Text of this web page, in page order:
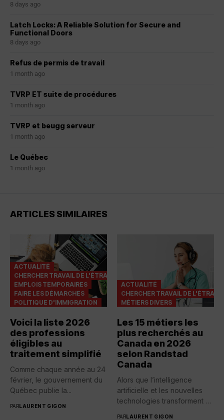
8 days ago
Latch Locks: A Reliable Solution for Secure and
Functional Doors
8 days ago
Refus de permis de travail
1 month ago
TVRP ET suite de procédures
1 month ago
TVRP et beugg serveur
1 month ago
Le Québec
1 month ago
ARTICLES SIMILAIRES
ACTUALITÉ
CHERCHER TRAVAIL DE L'ÉTRANGER
EMPLOIS TEMPORAIRES
FAIRE LES DÉMARCHES
POLITIQUE D'IMMIGRATION
Voici la liste 2026
des professions
éligibles au
traitement simplifié
Comme chaque année au 24
février, le gouvernement du
Québec publie la...
PARLAURENT GIGON
ACTUALITÉ
CHERCHER TRAVAIL DE
MÉTIERS DIVERS
Les 15 métiers les
plus recherchés au
Canada en 2026
selon Randstad
Canada
Alors que l’intelligence
artificielle et les nouvelles
technologies transforment en
PARLAURENT GIGON